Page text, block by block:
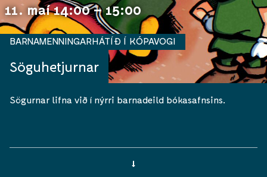
11. maí 14:00 – 15:00
Söguhetjurnar
BARNAMENNINGARHÁTÍÐ Í KÓPAVOGI
Sögurnar lifna við í nýrri barnadeild bókasafnsins.